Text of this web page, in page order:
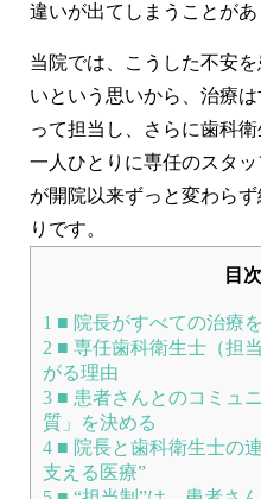
お
違いが出てしまうことがあ
当院では、こうした不安
いという思いから、治療
って担当し、さらに歯科
一人ひとりに専任のスタ
が開院以来ずっと変わら
りです。
目次
1 ■ 院長がすべての治療
2 ■ 専任歯科衛生士（担
がる理由
3 ■ 患者さんとのコミュ
質」を決める
4 ■ 院長と歯科衛生士の
支える医療”